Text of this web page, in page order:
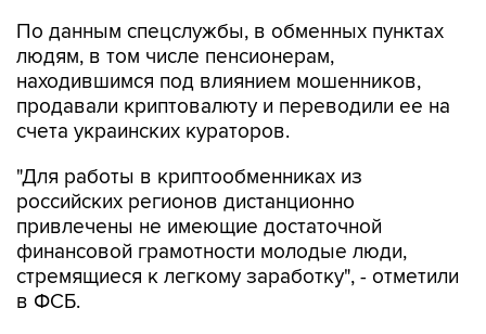
По данным спецслужбы, в обменных пунктах
людям, в том числе пенсионерам,
находившимся под влиянием мошенников,
продавали криптовалюту и переводили ее на
счета украинских кураторов.
"Для работы в криптообменниках из
российских регионов дистанционно
привлечены не имеющие достаточной
финансовой грамотности молодые люди,
стремящиеся к легкому заработку", - отметили
в ФСБ.